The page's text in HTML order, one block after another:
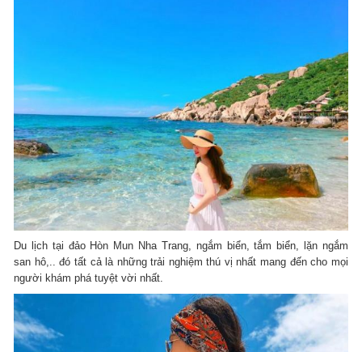
Du lịch tại đảo Hòn Mun Nha Trang, ngắm biển, tắm biển, lặn ngắm
san hô,.. đó tất cả là những trải nghiệm thú vị nhất mang đến cho mọi
người khám phá tuyệt vời nhất.